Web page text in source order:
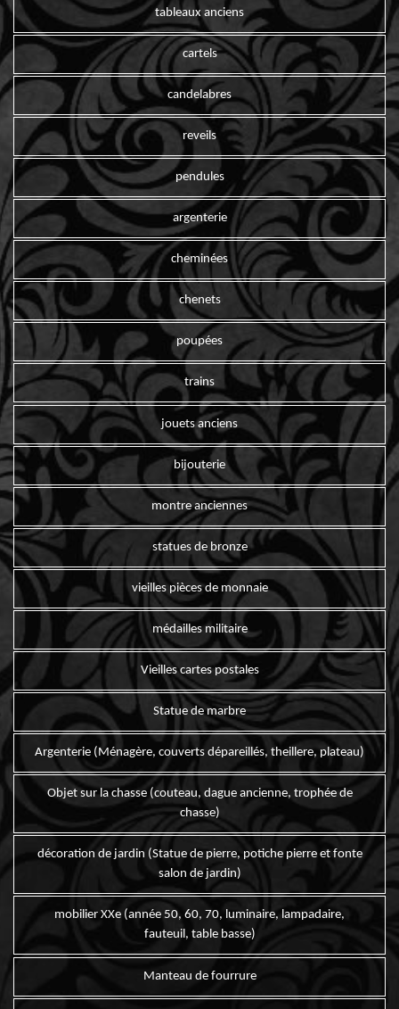
tableaux anciens
cartels
candelabres
reveils
pendules
argenterie
cheminées
chenets
poupées
trains
jouets anciens
bijouterie
montre anciennes
statues de bronze
vieilles pièces de monnaie
médailles militaire
Vieilles cartes postales
Statue de marbre
Argenterie (Ménagère, couverts dépareillés, theillere, plateau)
Objet sur la chasse (couteau, dague ancienne, trophée de
chasse)
décoration de jardin (Statue de pierre, potiche pierre et fonte
salon de jardin)
mobilier XXe (année 50, 60, 70, luminaire, lampadaire,
fauteuil, table basse)
Manteau de fourrure